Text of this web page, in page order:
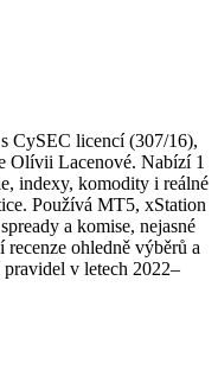
CySEC licencí (307/16),
Olívii Lacenové. Nabízí 1
indexy, komodity i reálné
Používá MT5, xStation
a komise, nejasné
ohledně výběrů a
v letech 2022–